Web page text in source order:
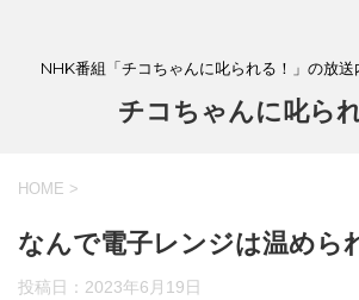
NHK番組「チコちゃんに叱られる！」の放送
チコちゃんに叱ら
HOME >
なんで電子レンジは温めら
投稿日： 2023年6月19日